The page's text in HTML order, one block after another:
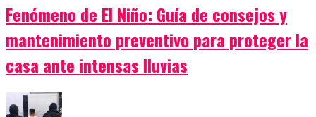
Fenómeno de El Niño: Guía de consejos y
mantenimiento preventivo para proteger la
casa ante intensas lluvias